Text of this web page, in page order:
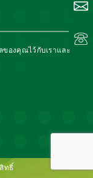
องคุณไว้กับเราและ
ทธิ์